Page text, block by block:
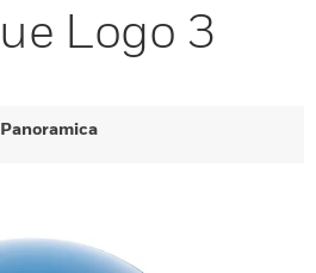
Logo 3
Panoramica